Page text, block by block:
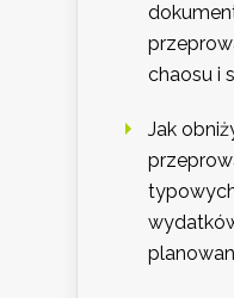
chaosu i
Jak